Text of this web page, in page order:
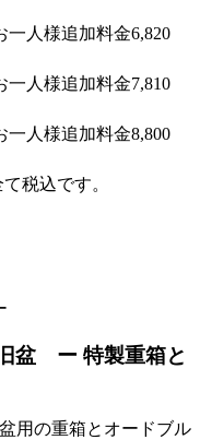
一人様追加料金6,820
一人様追加料金7,810
一人様追加料金8,800
税込です。
旧盆 ー 特製重箱と
用の重箱とオードブル